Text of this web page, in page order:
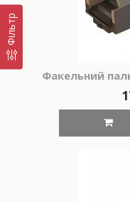
Фільтр
Факельний